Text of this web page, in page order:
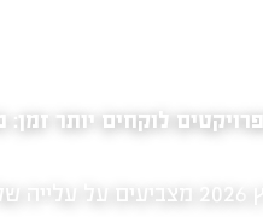
דרך לשוק השכירות:
הבין-משרדית שפעלה